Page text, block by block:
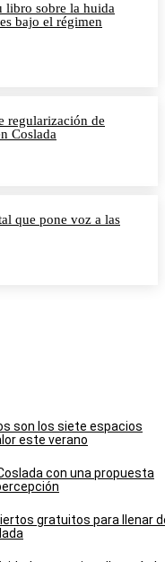
libro sobre la huida
bajo el régimen
regularización de
Coslada
que pone voz a las
son los siete espacios
este verano
con una propuesta
gratuitos para llenar